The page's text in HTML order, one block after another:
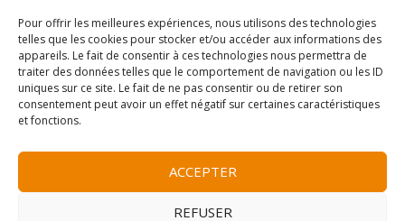
Pour offrir les meilleures expériences, nous utilisons des technologies
telles que les cookies pour stocker et/ou accéder aux informations des
appareils. Le fait de consentir à ces technologies nous permettra de
traiter des données telles que le comportement de navigation ou les ID
uniques sur ce site. Le fait de ne pas consentir ou de retirer son
consentement peut avoir un effet négatif sur certaines caractéristiques
et fonctions.
ACCEPTER
REFUSER
conservées pendant toute la durée de votre
abonnement et un lien de désabonnement figure
dans chaque e-mail que vous recevez de notre
part.
Les données figurant dans les commentaires
sont conservées tout au long de la vie du site
https://accompagnement.bilingual-kid.comet les
données envoyées via le formulaire de contact